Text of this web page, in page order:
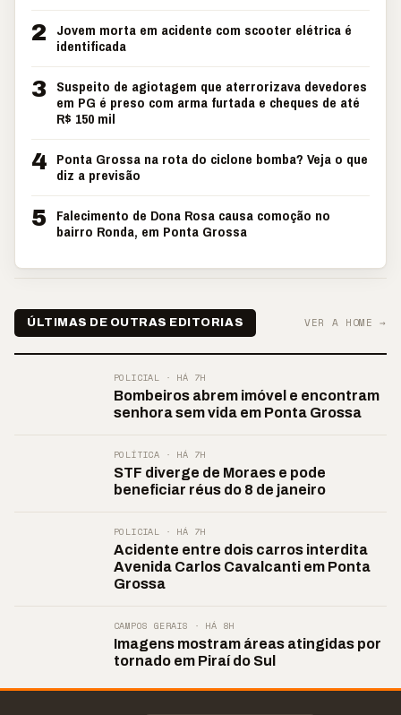
2
Jovem morta em acidente com scooter elétrica é
identificada
3 Suspeito de agiotagem que aterrorizava devedores
em PG é preso com arma furtada e cheques de até
R$ 150 mil
4 Ponta Grossa na rota do ciclone bomba? Veja o que
diz a previsão
5 Falecimento de Dona Rosa causa comoção no
bairro Ronda, em Ponta Grossa
ÚLTIMAS DE OUTRAS EDITORIAS VER A HOME →
POLICIAL · HÁ 7H
Bombeiros abrem imóvel e encontram
senhora sem vida em Ponta Grossa
POLÍTICA · HÁ 7H
STF diverge de Moraes e pode
beneficiar réus do 8 de janeiro
POLICIAL · HÁ 7H
Acidente entre dois carros interdita
Avenida Carlos Cavalcanti em Ponta
Grossa
CAMPOS GERAIS · HÁ 8H
Imagens mostram áreas atingidas por
tornado em Piraí do Sul